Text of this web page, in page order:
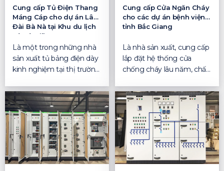
Cung cấp Tủ Điện Thang
Máng Cáp cho dự án Lâu
Đài Bà Nà tại Khu du lịch
Bà Nà Hills
Là một trong những nhà
sản xuất tủ bảng điện dày
kinh nghiệm tại thị trường
Cung cấp Cửa Ngăn Cháy
cho các dự án bệnh viện
tỉnh Bắc Giang
Là nhà sản xuất, cung cấp
lắp đặt hệ thống cửa
chống cháy lâu năm, chất